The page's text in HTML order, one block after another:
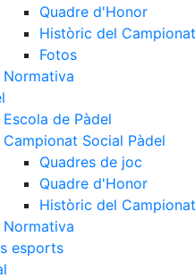
Quadre d'Honor
Històric del
Fotos
Normativa
Escola de Pàdel
Campionat Social Pàdel
Quadres de joc
Quadre d'Honor
Històric del
Normativa
esports